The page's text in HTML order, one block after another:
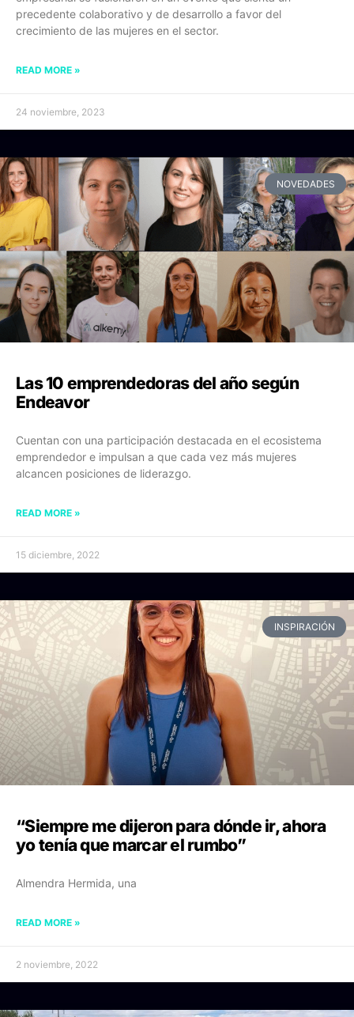
precedente colaborativo y de desarrollo a favor del
crecimiento de las mujeres en el sector.
READ MORE »
24 noviembre, 2023
NOVEDADES
Las 10 emprendedoras del año según
Endeavor
Cuentan con una participación destacada en el ecosistema
emprendedor e impulsan a que cada vez más mujeres
alcancen posiciones de liderazgo.
READ MORE »
15 diciembre, 2022
INSPIRACIÓN
“Siempre me dijeron para dónde ir, ahora
yo tenía que marcar el rumbo”
Almendra Hermida, una
READ MORE »
2 noviembre, 2022